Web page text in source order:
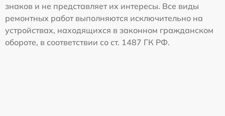
знаков и не представляет их интересы. Все виды
ремонтных работ выполняются исключительно на
устройствах, находящихся в законном гражданском
обороте, в соответствии со ст. 1487 ГК РФ.